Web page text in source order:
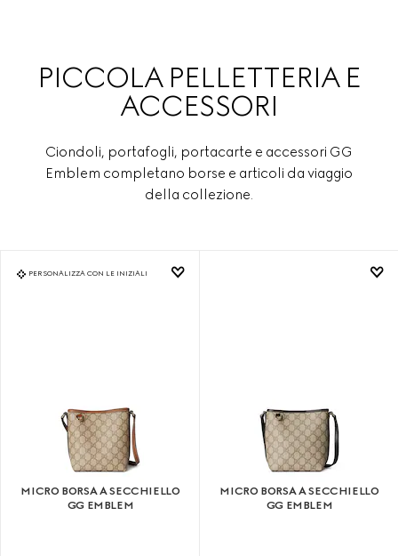
PICCOLA PELLETTERIA E
ACCESSORI
Ciondoli, portafogli, portacarte e accessori GG
Emblem completano borse e articoli da viaggio
della collezione.
PERSONALIZZA CON LE INIZIALI
MICRO BORSA A SECCHIELLO
GG EMBLEM
MICRO BORSA A SECCHIELLO
GG EMBLEM